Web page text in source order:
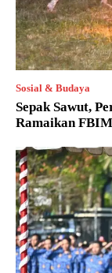
Sosial & Budaya
Sepak Sawut,
Ramaikan